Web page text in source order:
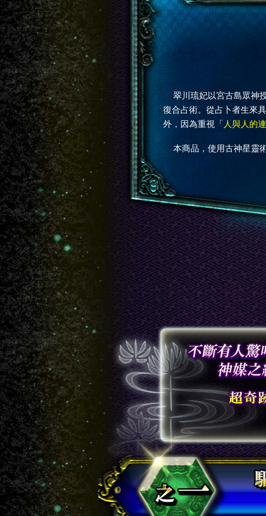
翠川琉妃以宮古島眾神
復合占術。從占卜者生來
外，因為重視「 人與人的
本商品，使用古神星靈